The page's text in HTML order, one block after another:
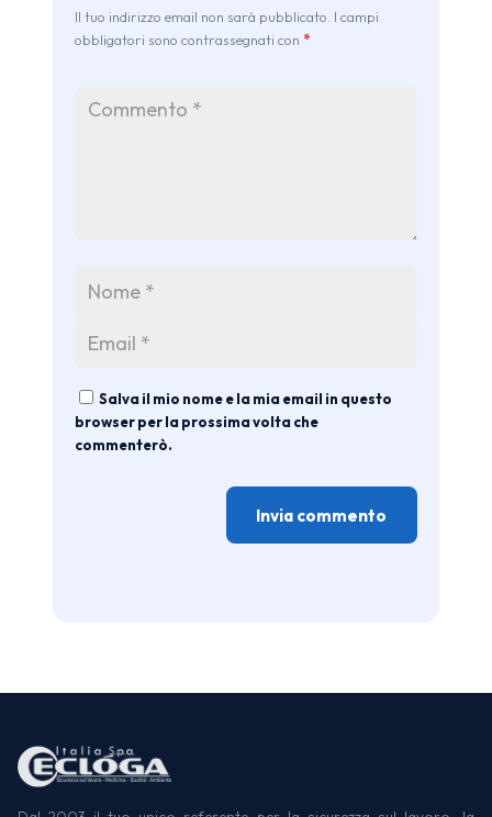
Il tuo indirizzo email non sarà pubblicato. I campi
obbligatori sono contrassegnati con *
Salva il mio nome e la mia email in questo
browser per la prossima volta che
commenterò.